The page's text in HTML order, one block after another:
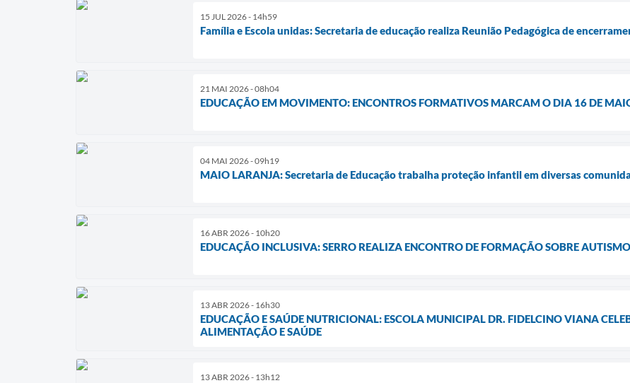
15 JUL 2026 - 14h59
Família e Escola unidas: Secretaria de educação realiza Reunião Pedagógica de
21 MAI 2026 - 08h04
EDUCAÇÃO EM MOVIMENTO: ENCONTROS FORMATIVOS MARCAM O DIA 16 DE
04 MAI 2026 - 09h19
MAIO LARANJA: Secretaria de Educação trabalha proteção infantil em diversas
16 ABR 2026 - 10h20
EDUCAÇÃO INCLUSIVA: SERRO REALIZA ENCONTRO DE FORMAÇÃO SOBRE
13 ABR 2026 - 16h30
EDUCAÇÃO E SAÚDE NUTRICIONAL: ESCOLA MUNICIPAL DR. FIDELCINO VIANA
ALIMENTAÇÃO E SAÚDE
13 ABR 2026 - 13h12